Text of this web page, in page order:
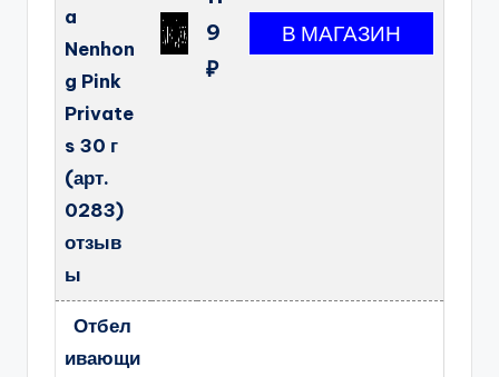
a
Nenhon
g Pink
Private
s 30 г
(арт.
0283)
отзыв
ы
9
₽
Отбел
ивающи